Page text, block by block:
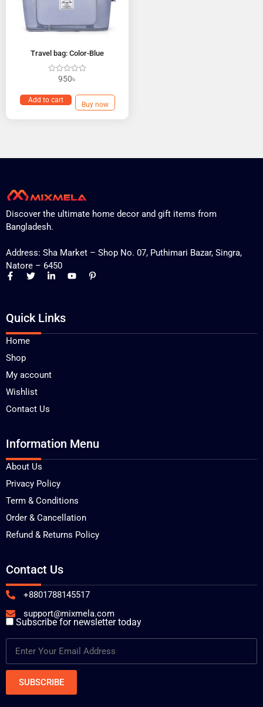
Travel bag: Color-Blue
950৳
Add to cart
Buy now
Discover the ultimate home decor and gift items from
Bangladesh.
Address: Sha Market – Shop No. 07, Puthimari Bazar, Singra,
Natore – 6450
Quick Links
Home
Shop
My account
Wishlist
Contact Us
Information Menu
About Us
Privacy Policy
Term & Conditions
Order & Cancellation
Refund & Returns Policy
Contact Us
+8801788145517
support@mixmela.com
Subscribe for newsletter today